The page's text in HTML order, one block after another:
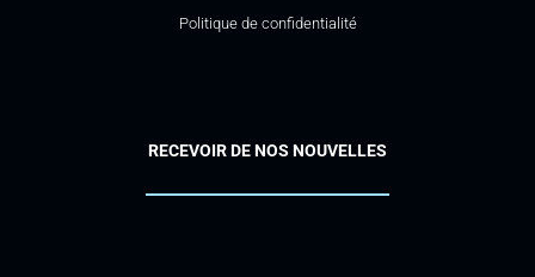
Politique de confidentialité
RECEVOIR DE NOS NOUVELLES